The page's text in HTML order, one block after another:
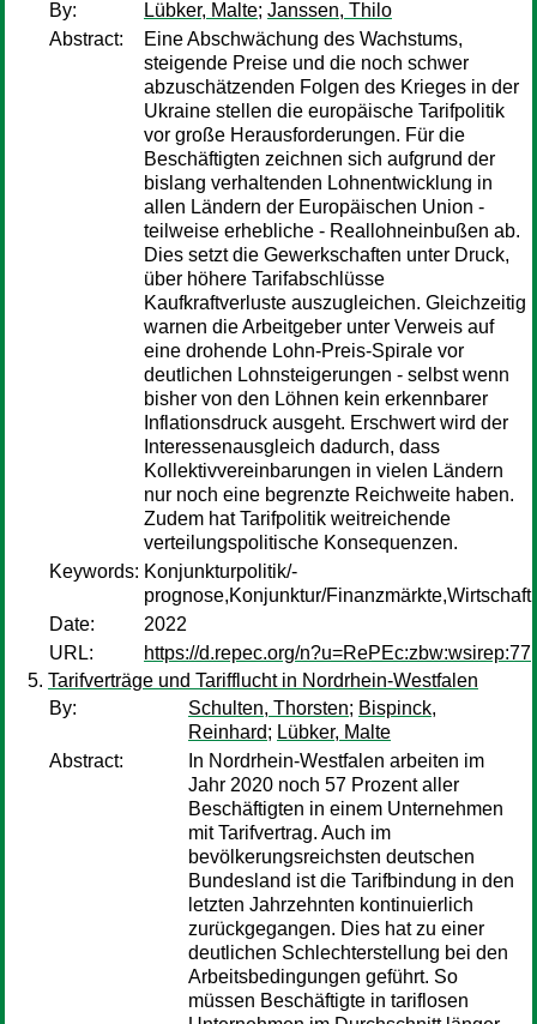
By: Lübker, Malte; Janssen, Thilo
Abstract:
Eine Abschwächung des Wachstums,
steigende Preise und die noch schwer
abzuschätzenden Folgen des Krieges in der
Ukraine stellen die europäische Tarifpolitik
vor große Herausforderungen. Für die
Beschäftigten zeichnen sich aufgrund der
bislang verhaltenden Lohnentwicklung in
allen Ländern der Europäischen Union -
teilweise erhebliche - Reallohneinbußen ab.
Dies setzt die Gewerkschaften unter Druck,
über höhere Tarifabschlüsse
Kaufkraftverluste auszugleichen. Gleichzeitig
warnen die Arbeitgeber unter Verweis auf
eine drohende Lohn-Preis-Spirale vor
deutlichen Lohnsteigerungen - selbst wenn
bisher von den Löhnen kein erkennbarer
Inflationsdruck ausgeht. Erschwert wird der
Interessenausgleich dadurch, dass
Kollektivvereinbarungen in vielen Ländern
nur noch eine begrenzte Reichweite haben.
Zudem hat Tarifpolitik weitreichende
verteilungspolitische Konsequenzen.
Keywords: Konjunkturpolitik/-
prognose,Konjunktur/Finanzmärkte,Wirtschaft
Date:
2022
URL:
https://d.repec.org/n?u=RePEc:zbw:wsirep:77
Tarifverträge und Tarifflucht in Nordrhein-Westfalen
By:
Schulten, Thorsten; Bispinck,
Reinhard; Lübker, Malte
Abstract:
In Nordrhein-Westfalen arbeiten im
Jahr 2020 noch 57 Prozent aller
Beschäftigten in einem Unternehmen
mit Tarifvertrag. Auch im
bevölkerungsreichsten deutschen
Bundesland ist die Tarifbindung in den
letzten Jahrzehnten kontinuierlich
zurückgegangen. Dies hat zu einer
deutlichen Schlechterstellung bei den
Arbeitsbedingungen geführt. So
müssen Beschäftigte in tariflosen